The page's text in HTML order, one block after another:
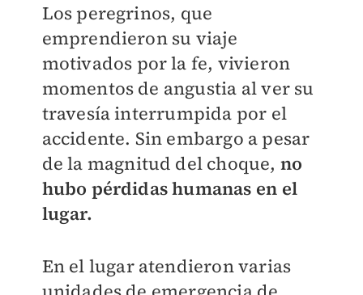
Los peregrinos, que
emprendieron su viaje
motivados por la fe, vivieron
momentos de angustia al ver su
travesía interrumpida por el
accidente. Sin embargo a pesar
de la magnitud del choque, no
hubo pérdidas humanas en el
lugar.
En el lugar atendieron varias